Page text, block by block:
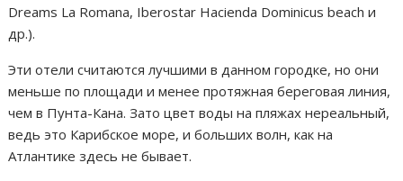
Dreams La Romana, Iberostar Hacienda Dominicus beach и
др.).
Эти отели считаются лучшими в данном городке, но они
меньше по площади и менее протяжная береговая линия,
чем в Пунта-Кана. Зато цвет воды на пляжах нереальный,
ведь это Карибское море, и больших волн, как на
Атлантике здесь не бывает.